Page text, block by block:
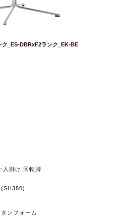
ク_ES-DBRxF2ランク_EK-BE
人掛け 回転脚
ンフォーム